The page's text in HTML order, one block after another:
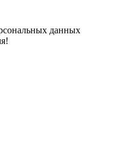
данных